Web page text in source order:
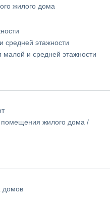
жилого дома
средней этажности
и средней этажности
помещения жилого дома /
домов